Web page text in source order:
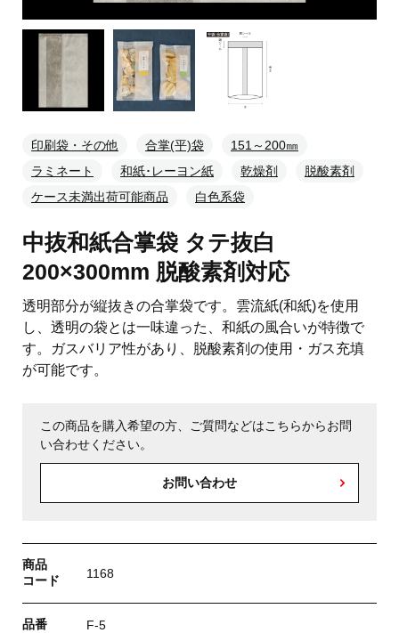
印刷袋・その他 合掌(平)袋
151～200㎜
ラミネート
和紙･レーヨン紙 乾燥剤
脱酸素剤
ケース未満出荷可能商品
白色系袋
中抜和紙合掌袋 タテ抜白
200×300mm 脱酸素剤対応
透明部分が縦抜きの合掌袋です。雲流紙(和紙)を使用
し、透明の袋とは一味違った、和紙の風合いが特徴で
す。ガスバリア性があり、脱酸素剤の使用・ガス充填
が可能です。
この商品を購入希望の方、ご質問などはこちらからお問
い合わせください。
お問い合わせ
商品
コード
1168
品番 F-5